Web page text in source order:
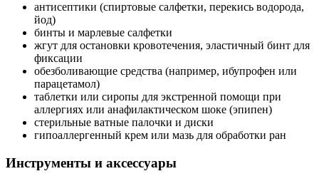
антисептики (спиртовые салфетки, перекись водорода,
йод)
бинты и марлевые салфетки
жгут для остановки кровотечения, эластичный бинт для
фиксации
обезболивающие средства (например, ибупрофен или
парацетамол)
таблетки или сиропы для экстренной помощи при
аллергиях или анафилактическом шоке (эпипен)
стерильные ватные палочки и диски
гипоаллергенный крем или мазь для обработки ран
Инструменты и аксессуары